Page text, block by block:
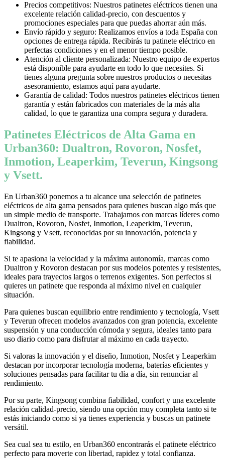
Precios competitivos: Nuestros patinetes eléctricos tienen una
excelente relación calidad-precio, con descuentos y
promociones especiales para que puedas ahorrar aún más.
Envío rápido y seguro: Realizamos envíos a toda España con
opciones de entrega rápida. Recibirás tu patinete eléctrico en
perfectas condiciones y en el menor tiempo posible.
Atención al cliente personalizada: Nuestro equipo de expertos
está disponible para ayudarte en todo lo que necesites. Si
tienes alguna pregunta sobre nuestros productos o necesitas
asesoramiento, estamos aquí para ayudarte.
Garantía de calidad: Todos nuestros patinetes eléctricos tienen
garantía y están fabricados con materiales de la más alta
calidad, lo que te garantiza una compra segura y duradera.
Patinetes Eléctricos de Alta Gama en
Urban360: Dualtron, Rovoron, Nosfet,
Inmotion, Leaperkim, Teverun, Kingsong
y Vsett.
En Urban360 ponemos a tu alcance una selección de patinetes
eléctricos de alta gama pensados para quienes buscan algo más que
un simple medio de transporte. Trabajamos con marcas líderes como
Dualtron, Rovoron, Nosfet, Inmotion, Leaperkim, Teverun,
Kingsong y Vsett, reconocidas por su innovación, potencia y
fiabilidad.
Si te apasiona la velocidad y la máxima autonomía, marcas como
Dualtron y Rovoron destacan por sus modelos potentes y resistentes,
ideales para trayectos largos o terrenos exigentes. Son perfectos si
quieres un patinete que responda al máximo nivel en cualquier
situación.
Para quienes buscan equilibrio entre rendimiento y tecnología, Vsett
y Teverun ofrecen modelos avanzados con gran potencia, excelente
suspensión y una conducción cómoda y segura, ideales tanto para
uso diario como para disfrutar al máximo en cada trayecto.
Si valoras la innovación y el diseño, Inmotion, Nosfet y Leaperkim
destacan por incorporar tecnología moderna, baterías eficientes y
soluciones pensadas para facilitar tu día a día, sin renunciar al
rendimiento.
Por su parte, Kingsong combina fiabilidad, confort y una excelente
relación calidad-precio, siendo una opción muy completa tanto si te
estás iniciando como si ya tienes experiencia y buscas un patinete
versátil.
Sea cual sea tu estilo, en Urban360 encontrarás el patinete eléctrico
perfecto para moverte con libertad, rapidez y total confianza.